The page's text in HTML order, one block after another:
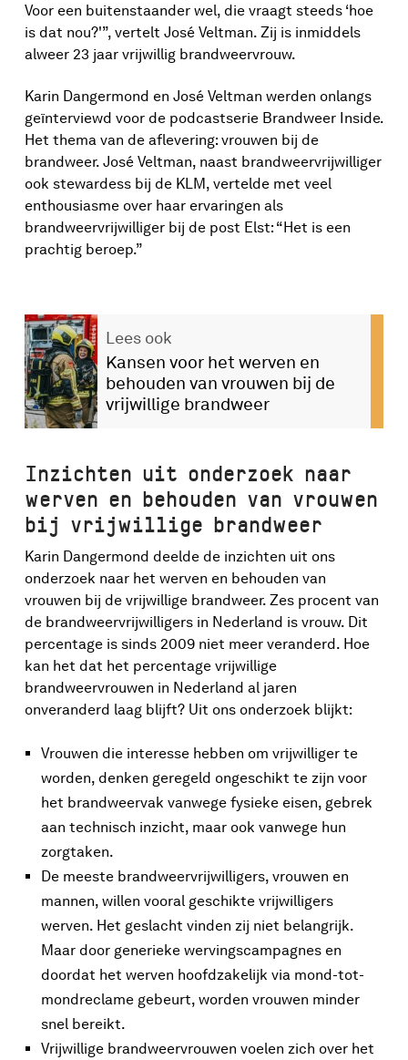
Voor een buitenstaander wel, die vraagt steeds ‘hoe
is dat nou?'”, vertelt José Veltman. Zij is inmiddels
alweer 23 jaar vrijwillig brandweervrouw.
Karin Dangermond en José Veltman werden onlangs
geïnterviewd voor de podcastserie Brandweer Inside.
Het thema van de aflevering: vrouwen bij de
brandweer. José Veltman, naast brandweervrijwilliger
ook stewardess bij de KLM, vertelde met veel
enthousiasme over haar ervaringen als
brandweervrijwilliger bij de post Elst: “Het is een
prachtig beroep.”
Lees ook
Kansen voor het werven en
behouden van vrouwen bij de
vrijwillige brandweer
Inzichten uit onderzoek naar
werven en behouden van vrouwen
bij vrijwillige brandweer
Karin Dangermond deelde de inzichten uit ons
onderzoek naar het werven en behouden van
vrouwen bij de vrijwillige brandweer. Zes procent van
de brandweervrijwilligers in Nederland is vrouw. Dit
percentage is sinds 2009 niet meer veranderd. Hoe
kan het dat het percentage vrijwillige
brandweervrouwen in Nederland al jaren
onveranderd laag blijft? Uit ons onderzoek blijkt:
Vrouwen die interesse hebben om vrijwilliger te
worden, denken geregeld ongeschikt te zijn voor
het brandweervak vanwege fysieke eisen, gebrek
aan technisch inzicht, maar ook vanwege hun
zorgtaken.
De meeste brandweervrijwilligers, vrouwen en
mannen, willen vooral geschikte vrijwilligers
werven. Het geslacht vinden zij niet belangrijk.
Maar door generieke wervingscampagnes en
doordat het werven hoofdzakelijk via mond-tot-
mondreclame gebeurt, worden vrouwen minder
snel bereikt.
Vrijwillige brandweervrouwen voelen zich over het